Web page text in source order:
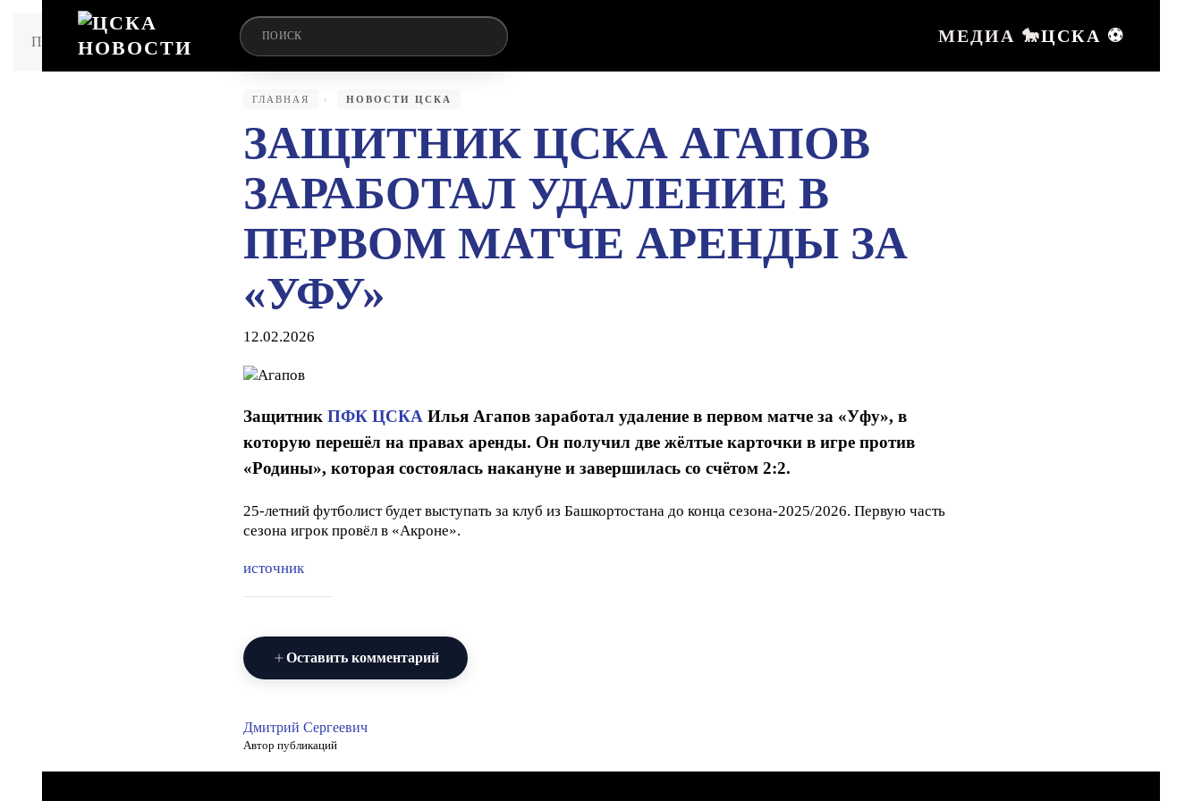
Перейти к содержимому МЕДИА 🐎ЦСКА ⚽️
ГЛАВНАЯ НОВОСТИ ЦСКА
ЗАЩИТНИК ЦСКА АГАПОВ
ЗАРАБОТАЛ УДАЛЕНИЕ В
ПЕРВОМ МАТЧЕ АРЕНДЫ ЗА
«УФУ»
12.02.2026
Защитник ПФК ЦСКА Илья Агапов заработал удаление в первом матче за «Уфу», в
которую перешёл на правах аренды. Он получил две жёлтые карточки в игре против
«Родины», которая состоялась накануне и завершилась со счётом 2:2.
25-летний футболист будет выступать за клуб из Башкортостана до конца сезона-2025/2026. Первую часть
сезона игрок провёл в «Акроне».
источник
Оставить комментарий
Дмитрий Сергеевич
Автор публикаций